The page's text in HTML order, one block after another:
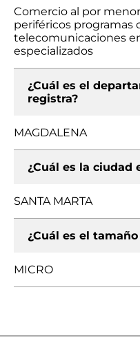
Comercio al por
periféricos programas
telecomunicaciones
especializados
¿Cuál es el
registra?
MAGDALENA
¿Cuál es la ciudad
SANTA MARTA
¿Cuál es el
MICRO